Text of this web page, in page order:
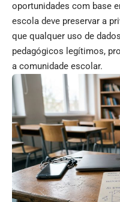
oportunidades com base
escola deve preservar a
que qualquer uso de
pedagógicos legítimos,
a comunidade escolar.